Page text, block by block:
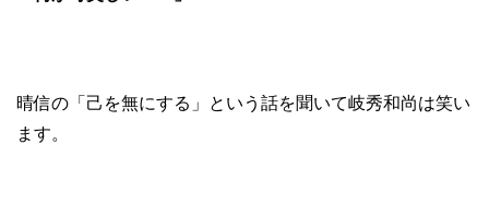
晴信の「己を無にする」という話を聞いて岐秀和尚は笑い
ます。